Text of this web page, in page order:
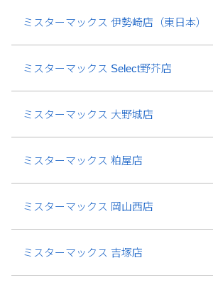
ミスターマックス 伊勢崎店（東日本）
ミスターマックス Select野芥店
ミスターマックス 大野城店
ミスターマックス 粕屋店
ミスターマックス 岡山西店
ミスターマックス 吉塚店